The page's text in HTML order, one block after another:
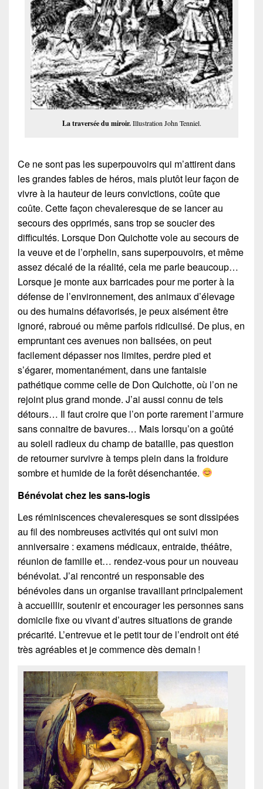
La traversée du miroir.Illustration John Tenniel.
Ce ne sont pas les superpouvoirs qui m’attirent dans
les grandes fables de héros, mais plutôt leur façon de
vivre à la hauteur de leurs convictions, coûte que
coûte. Cette façon chevaleresque de se lancer au
secours des opprimés, sans trop se soucier des
difficultés. Lorsque Don Quichotte vole au secours de
la veuve et de l’orphelin, sans superpouvoirs, et même
assez décalé de la réalité, cela me parle beaucoup…
Lorsque je monte aux barricades pour me porter à la
défense de l’environnement, des animaux d’élevage
ou des humains défavorisés, je peux aisément être
ignoré, rabroué ou même parfois ridiculisé. De plus, en
empruntant ces avenues non balisées, on peut
facilement dépasser nos limites, perdre pied et
s’égarer, momentanément, dans une fantaisie
pathétique comme celle de Don Quichotte, où l’on ne
rejoint plus grand monde. J’ai aussi connu de tels
détours… Il faut croire que l’on porte rarement l’armure
sans connaitre de bavures… Mais lorsqu’on a goûté
au soleil radieux du champ de bataille, pas question
de retourner survivre à temps plein dans la froidure
sombre et humide de la forêt désenchantée.
Bénévolat chez les sans-logis
Les réminiscences chevaleresques se sont dissipées
au fil des nombreuses activités qui ont suivi mon
anniversaire : examens médicaux, entraide, théâtre,
réunion de famille et… rendez-vous pour un nouveau
bénévolat. J’ai rencontré un responsable des
bénévoles dans un organise travaillant principalement
à accueillir, soutenir et encourager les personnes sans
domicile fixe ou vivant d’autres situations de grande
précarité. L’entrevue et le petit tour de l’endroit ont été
très agréables et je commence dès demain !